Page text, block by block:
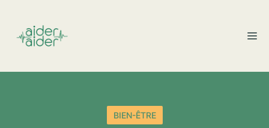
contenu
BIEN-ÊTRE